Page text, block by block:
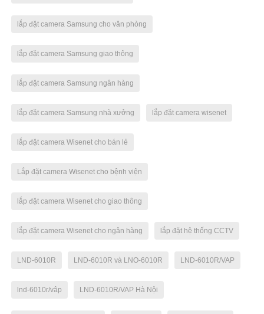
lắp đặt camera Samsung cho văn phòng
lắp đặt camera Samsung giao thông
lắp đặt camera Samsung ngân hàng
lắp đặt camera Samsung nhà xưởng lắp đặt camera wisenet
lắp đặt camera Wisenet cho bán lẻ
Lắp đặt camera Wisenet cho bệnh viện
lắp đặt camera Wisenet cho giao thông
lắp đặt camera Wisenet cho ngân hàng lắp đặt hệ thống CCTV
LND-6010R LND-6010R và LNO-6010R LND-6010R/VAP
lnd-6010r/vâp LND-6010R/VAP Hà Nội